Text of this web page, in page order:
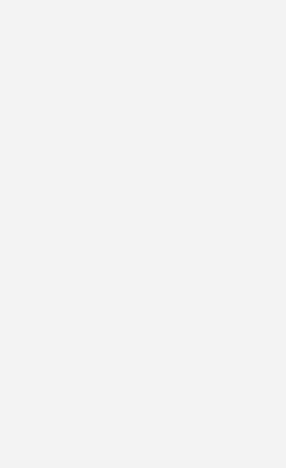
Rauh SR Fensterbau ein „3-
„Tri-Star K“ werden die
und Aluminium
verspricht die F30
mit kühlem
Freiheitsgrade bei der
Art — Gläserner Turm als E30-